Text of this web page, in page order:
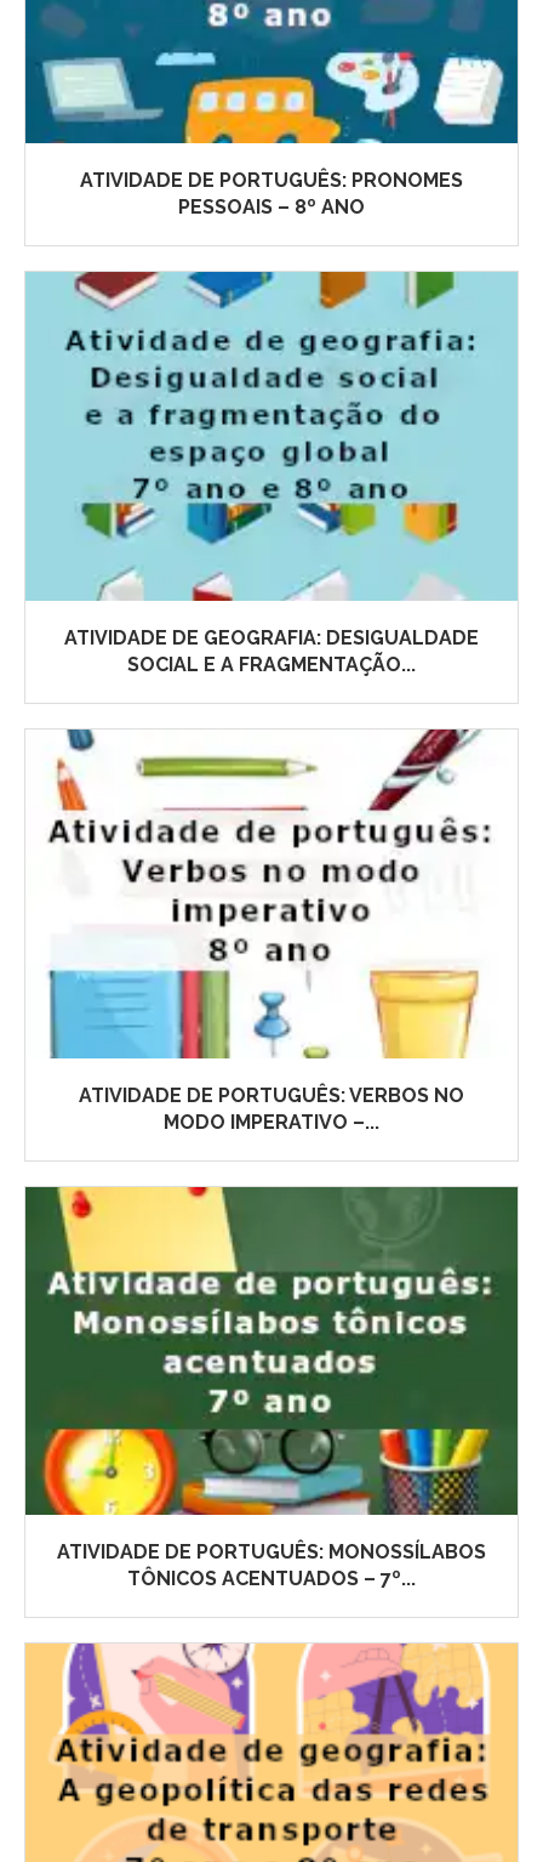
ATIVIDADE DE PORTUGUÊS: PRONOMES
PESSOAIS – 8º ANO
ATIVIDADE DE GEOGRAFIA: DESIGUALDADE
SOCIAL E A FRAGMENTAÇÃO...
ATIVIDADE DE PORTUGUÊS: VERBOS NO
MODO IMPERATIVO –...
ATIVIDADE DE PORTUGUÊS: MONOSSÍLABOS
TÔNICOS ACENTUADOS – 7º...